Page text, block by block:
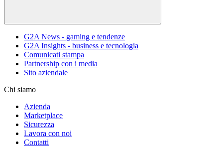
G2A News - gaming e tendenze
G2A Insights - business e tecnologia
Comunicati stampa
Partnership con i media
Sito aziendale
Chi siamo
Azienda
Marketplace
Sicurezza
Lavora con noi
Contatti